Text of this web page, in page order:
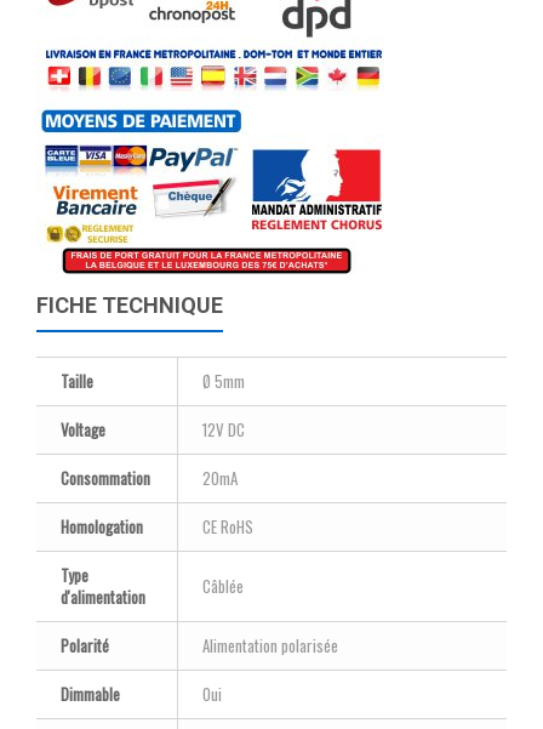
FICHE TECHNIQUE
Taille
Ø 5mm
Voltage
12V DC
Consommation
20mA
Homologation
CE RoHS
Type
d'alimentation
Câblée
Polarité
Alimentation polarisée
Dimmable
Oui